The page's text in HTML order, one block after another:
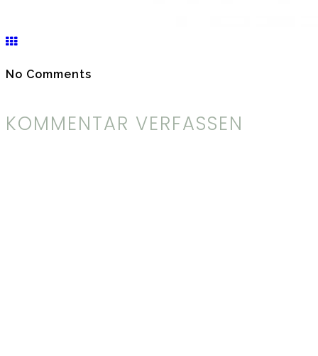
No Comments
KOMMENTAR VERFASSEN